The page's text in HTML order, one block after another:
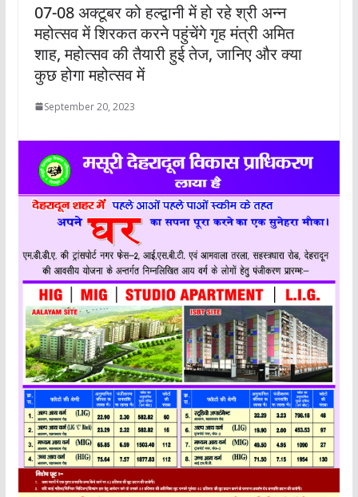
07-08 अक्टूबर को हल्द्वानी में हो रहे श्री अन्न
महोत्सव में शिरकत करने पहुंचेंगे गृह मंत्री अमित
शाह, महोत्सव की तैयारी हुई तेज, जानिए और क्या
कुछ होगा महोत्सव में
September 20, 2023